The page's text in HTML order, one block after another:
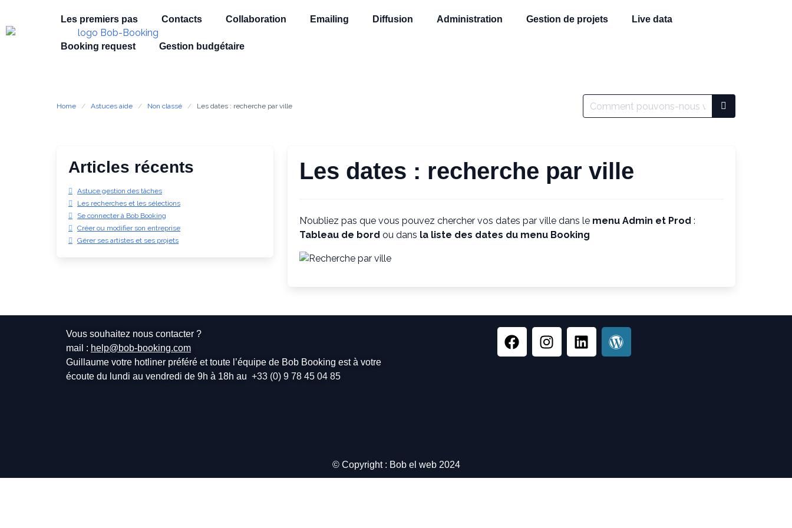
Les premiers pas Contacts Collaboration Emailing Diffusion Administration Gestion de projets Live data
Booking request Gestion budgétaire
Home Astuces aide Non classé Les dates : recherche par ville
Articles récents
Astuce gestion des tâches
Les recherches et les sélections
Se connecter à Bob Booking
Créer ou modifier son entreprise
Gérer ses artistes et ses projets
Les dates : recherche par ville
N’oubliez pas que vous pouvez chercher vos dates par ville dans le menu Admin et Prod :
Tableau de bordou dans la liste des dates du menu Booking
Vous souhaitez nous contacter ?
mail : help@bob-booking.com
Guillaume votre hotliner préféré et toute l’équipe de Bob Booking est à votre
écoute du lundi au vendredi de 9h à 18h au +33 (0) 9 78 45 04 85
© Copyright : Bob el web 2024